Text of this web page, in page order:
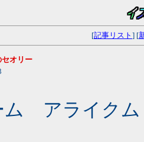
[記事リスト ] [
オリー
ム アライク